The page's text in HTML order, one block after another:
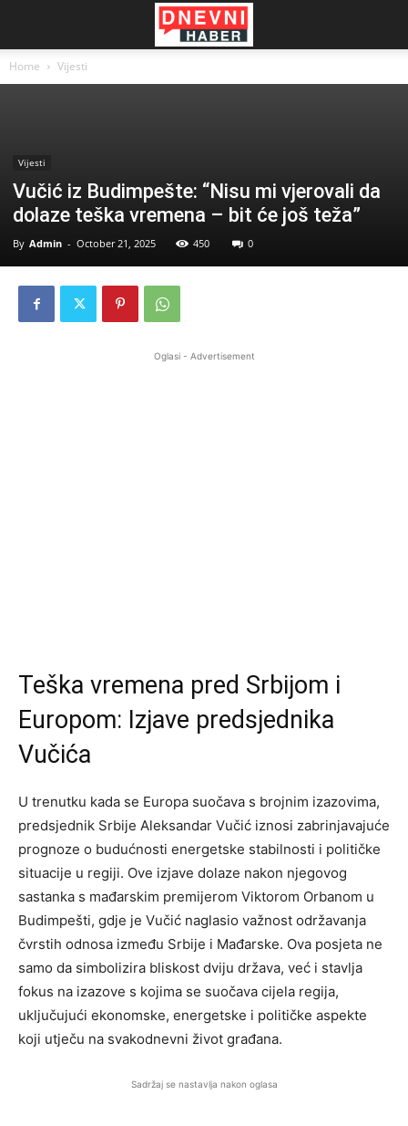
Home Vijesti
Vijesti
Vučić iz Budimpešte: “Nisu mi vjerovali da
dolaze teška vremena – bit će još teža”
By Admin - October 21, 2025 450 0
Oglasi - Advertisement
Teška vremena pred Srbijom i
Europom: Izjave predsjednika
Vučića
U trenutku kada se Europa suočava s brojnim izazovima,
predsjednik Srbije Aleksandar Vučić iznosi zabrinjavajuće
prognoze o budućnosti energetske stabilnosti i političke
situacije u regiji. Ove izjave dolaze nakon njegovog
sastanka s mađarskim premijerom Viktorom Orbanom u
Budimpešti, gdje je Vučić naglasio važnost održavanja
čvrstih odnosa između Srbije i Mađarske. Ova posjeta ne
samo da simbolizira bliskost dviju država, već i stavlja
fokus na izazove s kojima se suočava cijela regija,
uključujući ekonomske, energetske i političke aspekte
koji utječu na svakodnevni život građana.
Sadržaj se nastavlja nakon oglasa